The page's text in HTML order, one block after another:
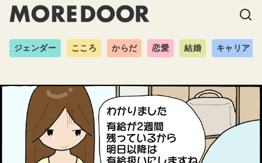
ジェンダー こころ からだ 恋愛 結婚 キャリア